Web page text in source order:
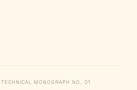
MONOGRAPH NO. 01